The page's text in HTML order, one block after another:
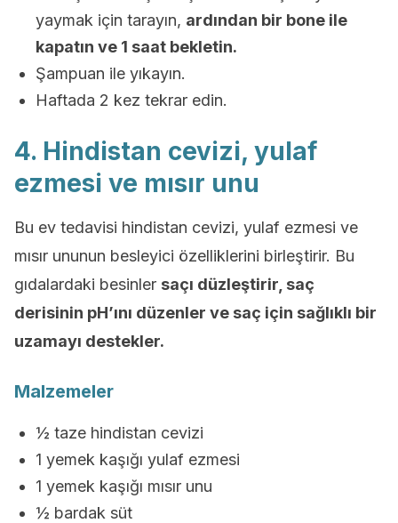
yaymak için tarayın, ardından bir bone ile
kapatın ve 1 saat bekletin.
Şampuan ile yıkayın.
Haftada 2 kez tekrar edin.
4. Hindistan cevizi, yulaf
ezmesi ve mısır unu
Bu ev tedavisi hindistan cevizi, yulaf ezmesi ve
mısır ununun besleyici özelliklerini birleştirir. Bu
gıdalardaki besinler saçı düzleştirir, saç
derisinin pH’ını düzenler ve saç için sağlıklı bir
uzamayı destekler.
Malzemeler
½ taze hindistan cevizi
1 yemek kaşığı yulaf ezmesi
1 yemek kaşığı mısır unu
½ bardak süt